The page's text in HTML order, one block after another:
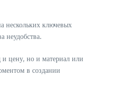
нескольких ключевых
неудобства.
и цену, но и материал или
в создании